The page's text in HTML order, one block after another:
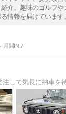
介。趣味のゴルフ
情報を届けています。
月間IN:7
して気長に納車を